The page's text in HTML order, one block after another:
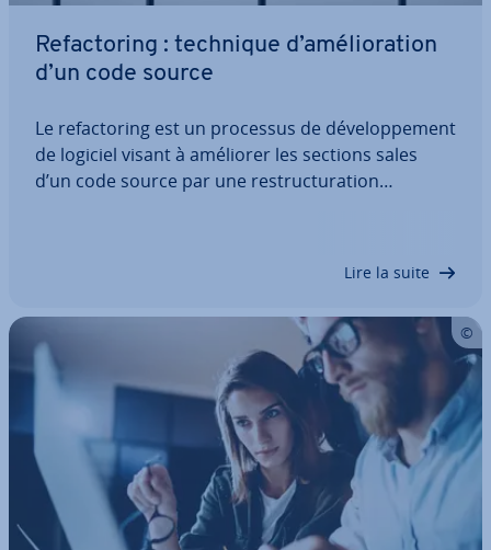
Re­fac­to­ring : technique d’amé­lio­ra­tion
d’un code source
Le re­fac­to­ring est un processus de dé­ve­lop­pe­ment
de logiciel visant à améliorer les sections sales
d’un code source par une res­truc­tu­ra­tion
fonc­tion­nel, mais dont la structure est plus…
Lire la suite